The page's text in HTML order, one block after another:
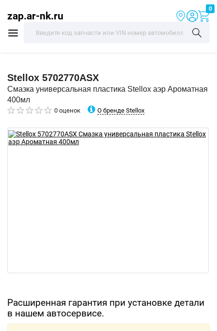
zap.ar-nk.ru
0
Stellox 5702770ASX
Смазка универсальная пластика Stellox аэр Ароматная
400мл
0 оценок О бренде Stellox
Расширенная гарантия при установке детали
в нашем автосервисе.